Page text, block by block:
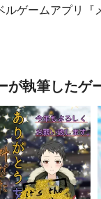
ルゲームアプリ『
が執筆したゲ